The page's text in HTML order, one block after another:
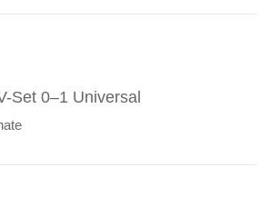
Set 0–1 Universal